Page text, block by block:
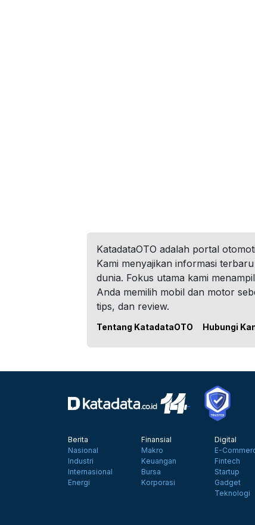
KatadataOTO adalah portal
Kami menyajikan informasi
dunia. Fokus utama kami
Anda memilih mobil dan motor
tips, dan review.
Tentang KatadataOTO Hubungi
Berita
Nasional
Industri
Internasional
Energi
Finansial
Makro
Keuangan
Bursa
Korporasi
Digital
E-
Fintech
Startup
Gadget
Teknologi